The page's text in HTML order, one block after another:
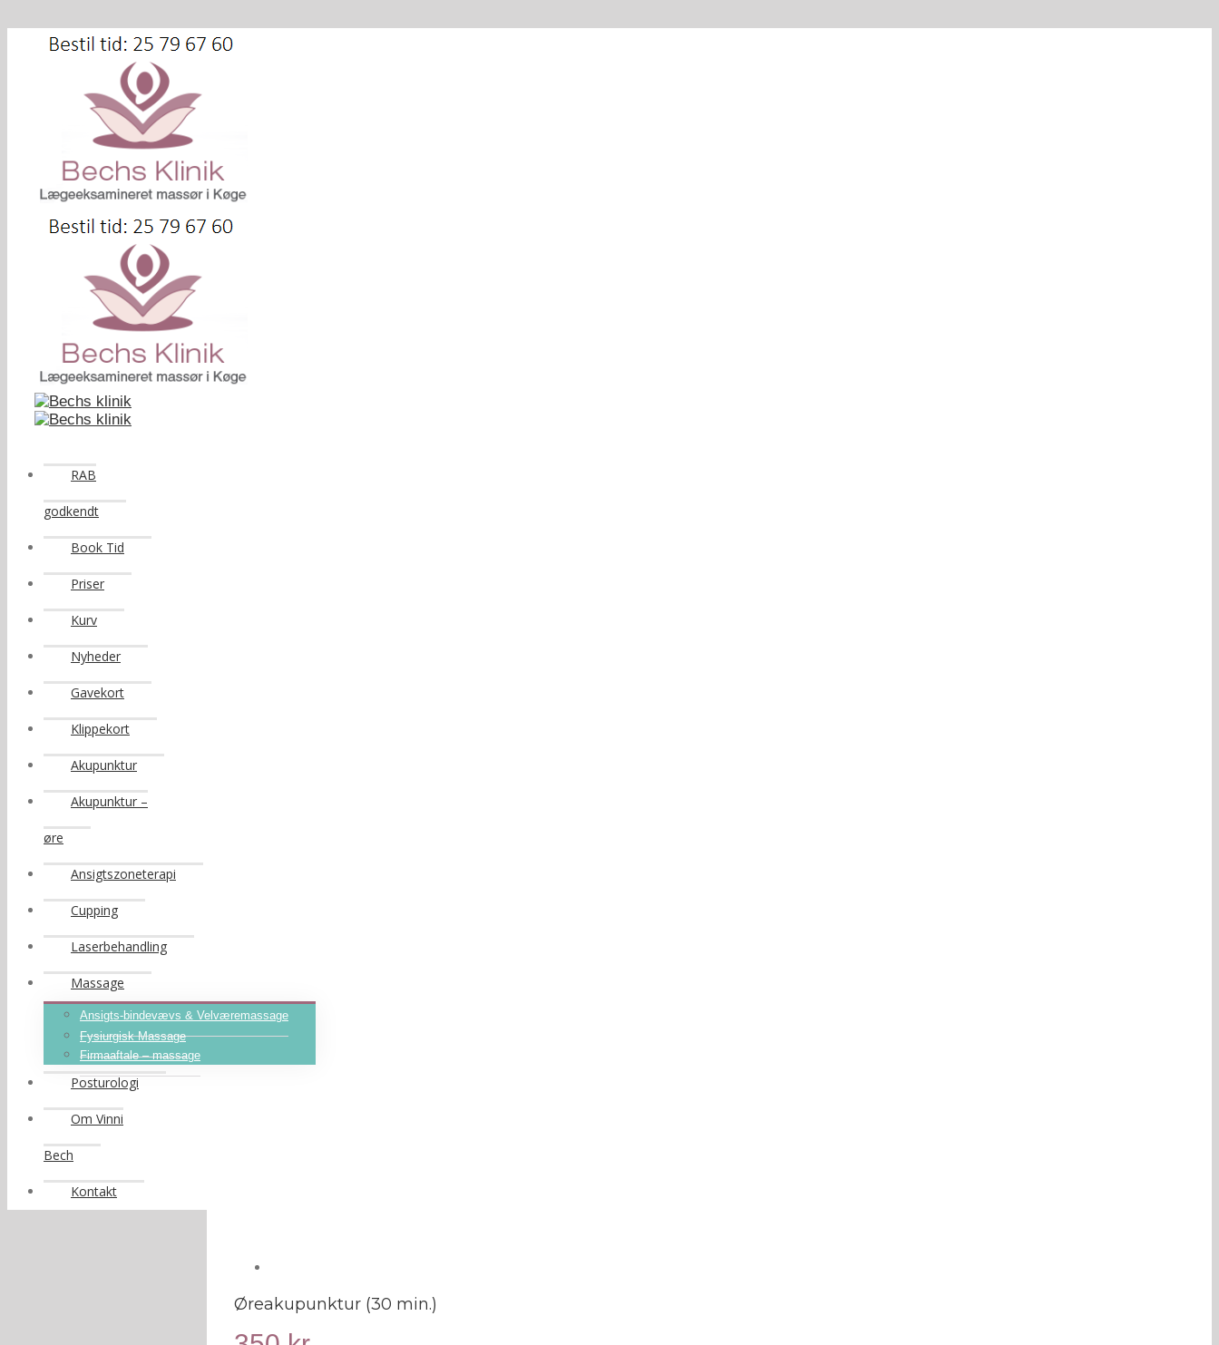
RAB
godkendt
Book Tid
Priser
Kurv
Nyheder
Gavekort
Klippekort
Akupunktur
Akupunktur –
øre
Ansigtszoneterapi
Cupping
Laserbehandling
Massage
Ansigts-bindevævs & Velværemassage
Fysiurgisk Massage
Firmaaftale – massage
Posturologi
Om Vinni
Bech
Kontakt
Øreakupunktur (30 min.)